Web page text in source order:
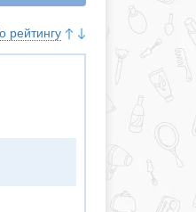
рейтингу